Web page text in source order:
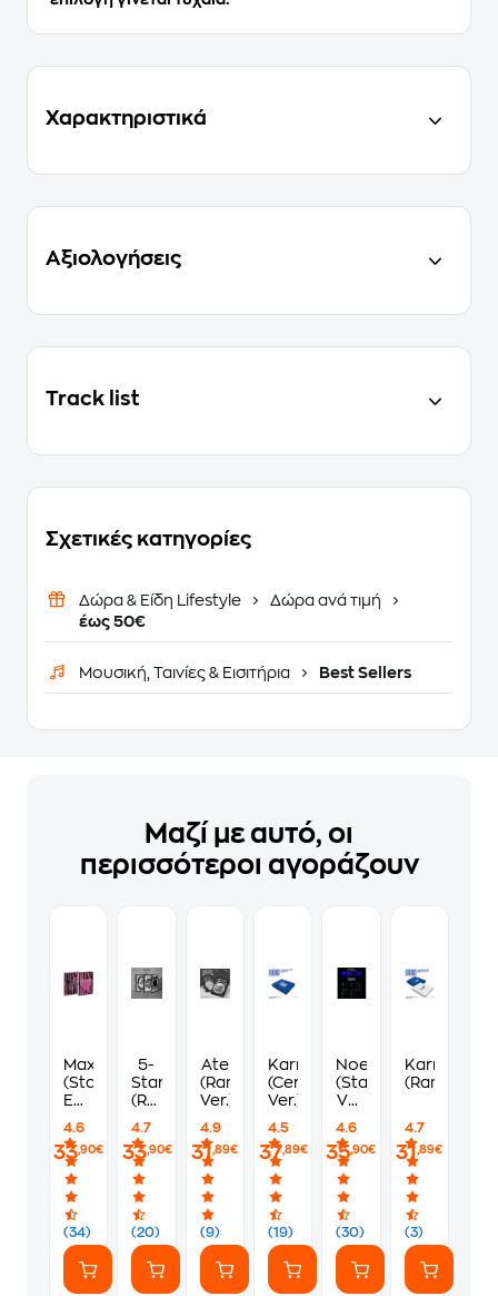
Χαρακτηριστικά
Αξιολογήσεις
Track list
Σχετικές κατηγορίες
Δώρα & Είδη Lifestyle
Δώρα ανά τιμή
έως 50€
Μουσική, Ταινίες & Εισιτήρια Best Sellers
Μαζί με αυτό, οι
περισσότεροι αγοράζουν
Maxident
(Standard
Edition
Versions)
4.6
(34)
33,90€
5-
Star
(Random
4.7
(20)
33,90€
Ate
(Random
Ver.)
4.9
(9)
31,89€
Karma
(Ceremony
Ver.)
4.5
(19)
37,89€
Noeasy
(Standard
Ver.
Random)
4.6
(30)
35,90€
Karma
(Random)
4.7
(3)
31,89€